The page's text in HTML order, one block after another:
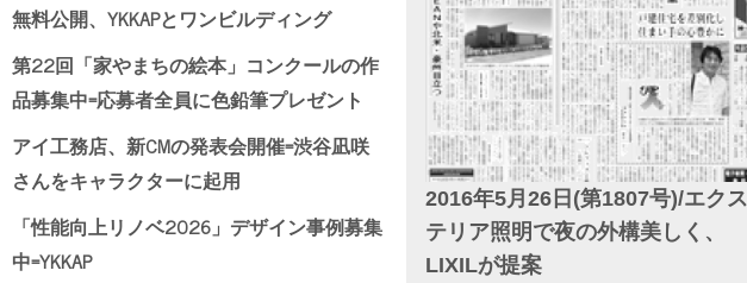
2016年5月26日(第1807号)/エクス
テリア照明で夜の外構美しく、
LIXILが提案
無料公開、YKKAPとワンビルディング
第22回「家やまちの絵本」コンクールの作
品募集中=応募者全員に色鉛筆プレゼント
アイ工務店、新CMの発表会開催=渋谷凪咲
さんをキャラクターに起用
「性能向上リノベ2026」デザイン事例募集
中=YKKAP